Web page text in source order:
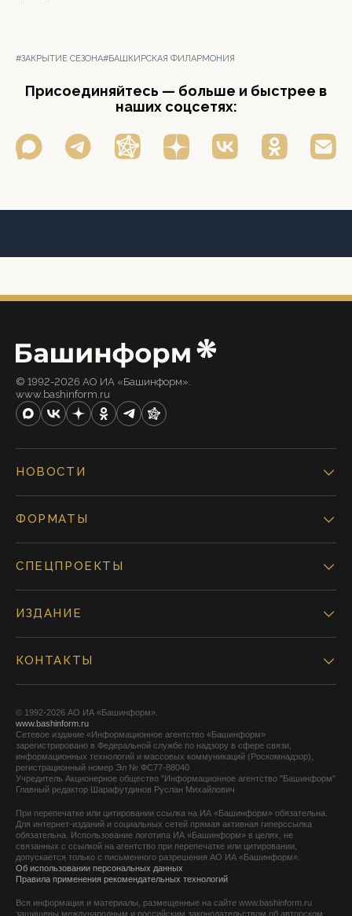
#ЗАКРЫТИЕ СЕЗОНА#БАШКИРСКАЯ ФИЛАРМОНИЯ
Присоединяйтесь — больше и быстрее в
наших соцсетях:
© 1992-2026 АО ИА «Башинформ».
www.bashinform.ru
НОВОСТИ
ФОРМАТЫ
СПЕЦПРОЕКТЫ
ИЗДАНИЕ
КОНТАКТЫ
© 1992-2026 АО ИА «Башинформ».
www.bashinform.ru
Сетевое издание «Информационное агентство «Башинформ»
зарегистрировано в Федеральной службе по надзору в сфере связи,
информационных технологий и массовых коммуникаций (Роскомнадзор),
регистрационный номер Эл № ФС77-88040
Учредитель Акционерное общество "Информационное агентство "Башинформ"
Главный редактор Шарафутдинов Руслан Михайлович
При перепечатке или цитировании ссылка на ИА «Башинформ» обязательна.
Для интернет-изданий и социальных сетей прямая активная гиперссылка
обязательна. Использование логотипа ИА «Башинформ» в целях, не
связанных с ссылкой на агентство при перепечатке или цитировании,
допускается только с письменного разрешения АО ИА «Башинформ».
Об использовании персональных данных
Правила применения рекомендательных технологий
Вся информация и материалы, размещенные на сайте www.bashinform.ru
защищены международным и российским законодательством об авторском